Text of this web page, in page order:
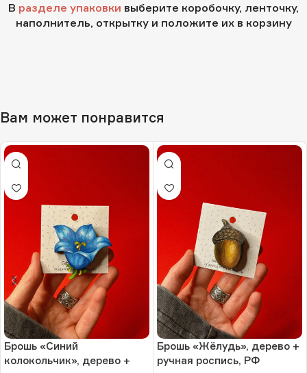
В разделе упаковки выберите коробочку, ленточку,
наполнитель, открытку и положите их в корзину
Вам может понравится
Брошь «Синий
колокольчик», дерево +
Брошь «Жёлудь», дерево +
ручная роспись, РФ